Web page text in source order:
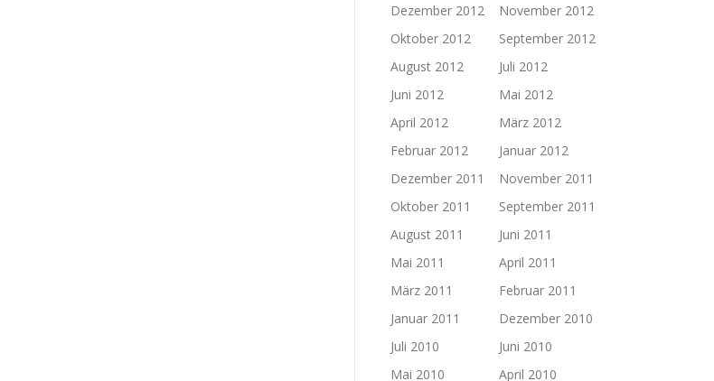
Dezember 2012
November 2012
Oktober 2012
September 2012
August 2012
Juli 2012
Juni 2012
Mai 2012
April 2012
März 2012
Februar 2012
Januar 2012
Dezember 2011
November 2011
Oktober 2011
September 2011
August 2011
Juni 2011
Mai 2011
April 2011
März 2011
Februar 2011
Januar 2011
Dezember 2010
Juli 2010
Juni 2010
Mai 2010
April 2010